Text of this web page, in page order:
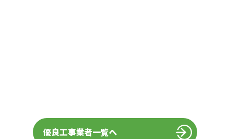
優良工事業者一覧へ